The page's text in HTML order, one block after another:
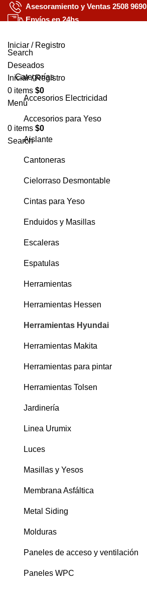
Asesoramiento y Ventas 2508 9690
Envíos en 24hs
Iniciar / Registro
Search
Deseados
Iniciar / Registro
0 items $0
Menú
0 items $0
Search
Categorías
Accesorios Electricidad
Accesorios para Yeso
Aislante
Cantoneras
Cielorraso Desmontable
Cintas para Yeso
Enduidos y Masillas
Escaleras
Espatulas
Herramientas
Herramientas Hessen
Herramientas Hyundai
Herramientas Makita
Herramientas para pintar
Herramientas Tolsen
Jardinería
Linea Urumix
Luces
Masillas y Yesos
Membrana Asfáltica
Metal Siding
Molduras
Paneles de acceso y ventilación
Paneles WPC